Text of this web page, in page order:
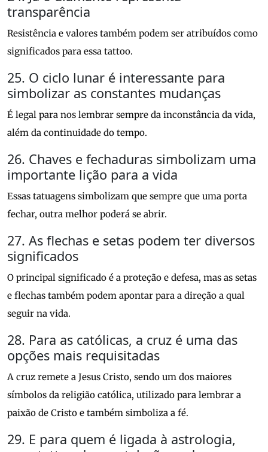
transparência
Resistência e valores também podem ser atribuídos como
significados para essa tattoo.
25. O ciclo lunar é interessante para
simbolizar as constantes mudanças
É legal para nos lembrar sempre da inconstância da vida,
além da continuidade do tempo.
26. Chaves e fechaduras simbolizam uma
importante lição para a vida
Essas tatuagens simbolizam que sempre que uma porta
fechar, outra melhor poderá se abrir.
27. As flechas e setas podem ter diversos
significados
O principal significado é a proteção e defesa, mas as setas
e flechas também podem apontar para a direção a qual
seguir na vida.
28. Para as católicas, a cruz é uma das
opções mais requisitadas
A cruz remete a Jesus Cristo, sendo um dos maiores
símbolos da religião católica, utilizado para lembrar a
paixão de Cristo e também simboliza a fé.
29. E para quem é ligada à astrologia,